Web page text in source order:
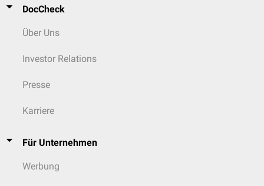
DocCheck
Über Uns
Investor Relations
Presse
Karriere
Für Unternehmen
Werbung